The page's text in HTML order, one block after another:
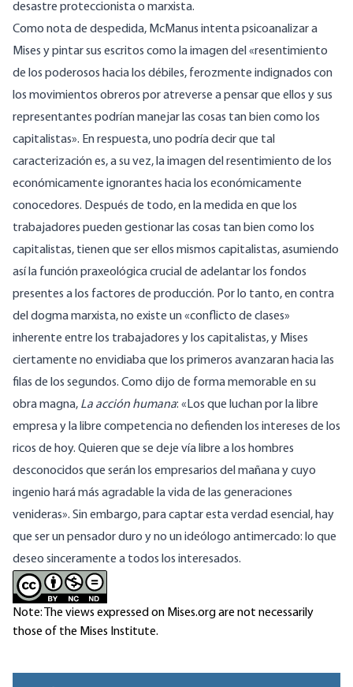
desastre proteccionista o marxista.
Como nota de despedida, McManus intenta psicoanalizar a
Mises y pintar sus escritos como la imagen del «resentimiento
de los poderosos hacia los débiles, ferozmente indignados con
los movimientos obreros por atreverse a pensar que ellos y sus
representantes podrían manejar las cosas tan bien como los
capitalistas». En respuesta, uno podría decir que tal
caracterización es, a su vez, la imagen del resentimiento de los
económicamente ignorantes hacia los económicamente
conocedores. Después de todo, en la medida en que los
trabajadores pueden gestionar las cosas tan bien como los
capitalistas, tienen que ser ellos mismos capitalistas, asumiendo
así la función praxeológica crucial de adelantar los fondos
presentes a los factores de producción. Por lo tanto, en contra
del dogma marxista, no existe un «conflicto de clases»
inherente entre los trabajadores y los capitalistas, y Mises
ciertamente no envidiaba que los primeros avanzaran hacia las
filas de los segundos. Como dijo de forma memorable en su
obra magna, La acción humana: «Los que luchan por la libre
empresa y la libre competencia no defienden los intereses de los
ricos de hoy. Quieren que se deje vía libre a los hombres
desconocidos que serán los empresarios del mañana y cuyo
ingenio hará más agradable la vida de las generaciones
venideras». Sin embargo, para captar esta verdad esencial, hay
que ser un pensador duro y no un ideólogo antimercado: lo que
deseo sinceramente a todos los interesados.
Note: The views expressed on Mises.org are not necessarily
those of the Mises Institute.